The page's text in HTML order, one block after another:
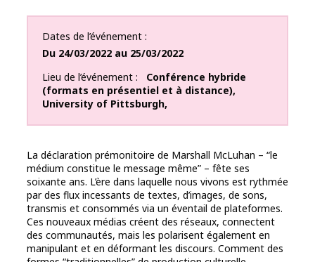
Dates de l’événement
Du 24/03/2022 au 25/03/2022
Lieu de l’événement
Conférence hybride
(formats en présentiel et à distance),
University of Pittsburgh,
La déclaration prémonitoire de Marshall McLuhan – “le
médium constitue le message même” – fête ses
soixante ans. L’ère dans laquelle nous vivons est rythmée
par des flux incessants de textes, d’images, de sons,
transmis et consommés via un éventail de plateformes.
Ces nouveaux médias créent des réseaux, connectent
des communautés, mais les polarisent également en
manipulant et en déformant les discours. Comment des